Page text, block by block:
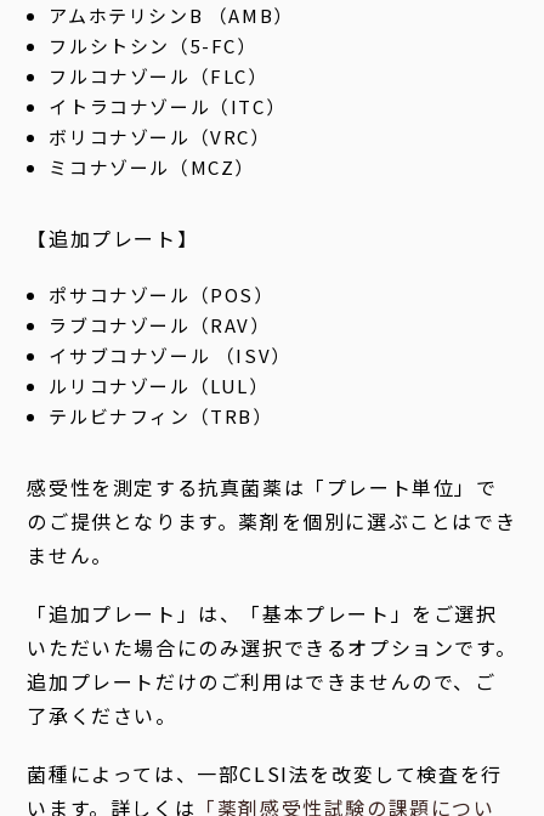
アムホテリシンB （AMB）
フルシトシン（5-FC）
フルコナゾール（FLC）
イトラコナゾール（ITC）
ボリコナゾール（VRC）
ミコナゾール（MCZ）
【追加プレート】
ポサコナゾール（POS）
ラブコナゾール（RAV）
イサブコナゾール （ISV）
ルリコナゾール（LUL）
テルビナフィン（TRB）
感受性を測定する抗真菌薬は「プレート単位」で
のご提供となります。薬剤を個別に選ぶことはでき
ません。
「追加プレート」は、「基本プレート」をご選択
いただいた場合にのみ選択できるオプションです。
追加プレートだけのご利用はできませんので、ご
了承ください。
菌種によっては、一部CLSI法を改変して検査を行
います。詳しくは 「薬剤感受性試験の課題につい